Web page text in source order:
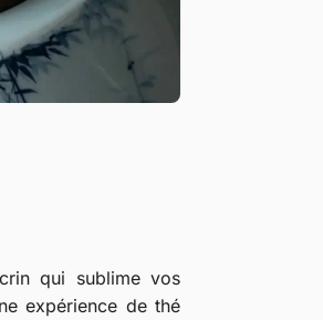
qui sublime vos
expérience de thé